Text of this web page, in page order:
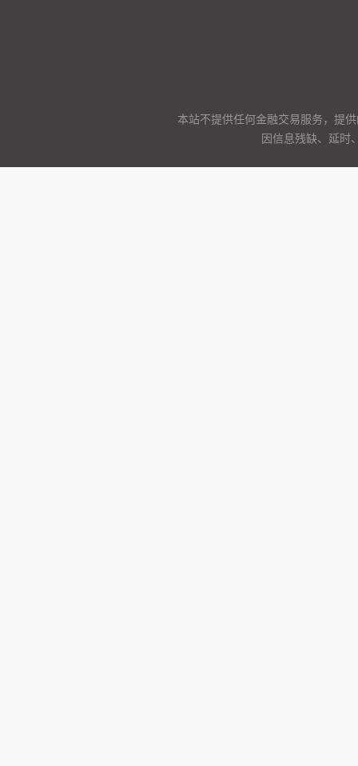
本站不提供任何金融交易服务，提
因信息残缺、延时